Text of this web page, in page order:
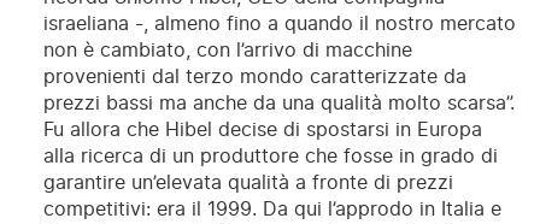
israeliana -, almeno fino a quando il nostro mercato
non è cambiato, con l’arrivo di macchine
provenienti dal terzo mondo caratterizzate da
prezzi bassi ma anche da una qualità molto scarsa”.
Fu allora che Hibel decise di spostarsi in Europa
alla ricerca di un produttore che fosse in grado di
garantire un’elevata qualità a fronte di prezzi
competitivi: era il 1999. Da qui l’approdo in Italia e